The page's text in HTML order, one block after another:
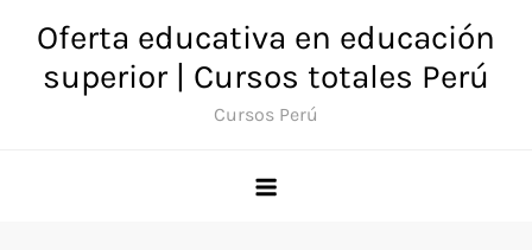
contenido
Oferta educativa en educación
superior | Cursos totales Perú
Cursos Perú